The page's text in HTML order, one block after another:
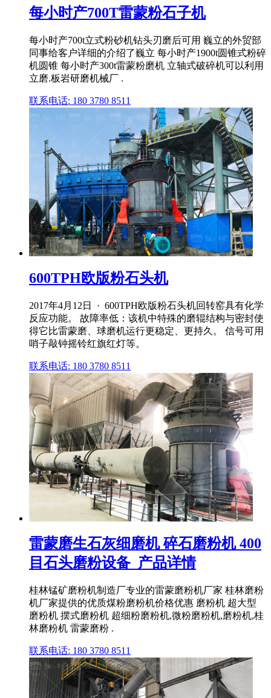
每小时产700T雷蒙粉石子机
每小时产700t立式粉砂机钻头刃磨后可用 巍立的外贸部
同事给客户详细的介绍了巍立 每小时产1900t圆锥式粉碎
机圆锥 每小时产300t雷蒙粉磨机 立轴式破碎机可以利用
立磨.板岩研磨机械厂 .
联系电话: 180 3780 8511
600TPH欧版粉石头机
2017年4月12日 · 600TPH欧版粉石头机回转窑具有化学
反应功能。 故障率低：该机中特殊的磨辊结构与密封使
得它比雷蒙磨、球磨机运行更稳定、更持久。 信号可用
哨子敲钟摇铃红旗红灯等。
联系电话: 180 3780 8511
雷蒙磨生石灰细磨机 碎石磨粉机 400
目石头磨粉设备_产品详情
桂林锰矿磨粉机制造厂专业的雷蒙磨粉机厂家 桂林磨粉
机厂家提供的优质煤粉磨粉机价格优惠 磨粉机 超大型
磨粉机 摆式磨粉机 超细粉磨粉机,微粉磨粉机,磨粉机,桂
林磨粉机 雷蒙磨粉 .
联系电话: 180 3780 8511